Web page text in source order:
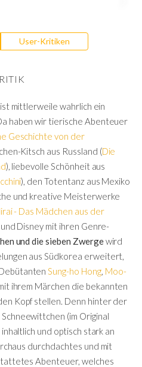
User-Kritiken
mittlerweile wahrlich ein
haben wir tierische Abenteuer
Geschichte von der
Kitsch aus Russland (Die
), liebevolle Schönheit aus
), den Totentanz aus Mexiko
und kreative Meisterwerke
- Das Mädchen aus der
Disney mit ihren Genre-
und die sieben Zwergewird
aus Südkorea erweitert,
Sung-ho Hong, Moo-
ihrem Märchen die bekannten
Kopf stellen. Denn hinter der
(im Original
inhaltlich und optisch stark an
durchdachtes und mit
Abenteuer, welches